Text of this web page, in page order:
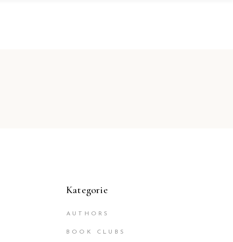
Kategorie
AUTHORS
BOOK CLUBS